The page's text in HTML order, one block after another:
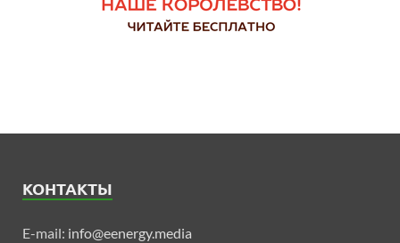
КОНТАКТЫ
E-mail: info@eenergy.media